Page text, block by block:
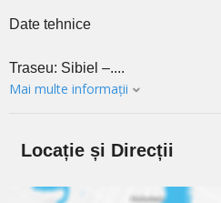
Date tehnice
Traseu: Sibiel –....
Mai multe informații
Locație și Direcții